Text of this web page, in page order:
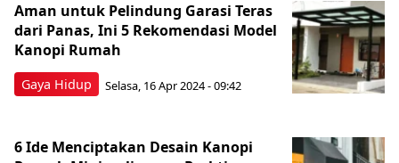
Gaya Hidup
Aman untuk Pelindung Garasi Teras
dari Panas, Ini 5 Rekomendasi Model
Kanopi Rumah
Selasa, 16 Apr 2024 - 09:42
6 Ide Menciptakan Desain Kanopi